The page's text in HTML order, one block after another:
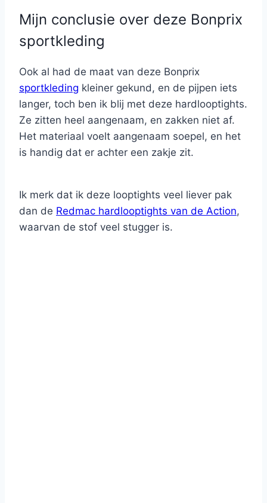
Mijn conclusie over deze Bonprix
sportkleding
Ook al had de maat van deze Bonprix
sportkleding kleiner gekund, en de pijpen iets
langer, toch ben ik blij met deze hardlooptights.
Ze zitten heel aangenaam, en zakken niet af.
Het materiaal voelt aangenaam soepel, en het
is handig dat er achter een zakje zit.
Ik merk dat ik deze looptights veel liever pak
dan de Redmac hardlooptights van de Action,
waarvan de stof veel stugger is.